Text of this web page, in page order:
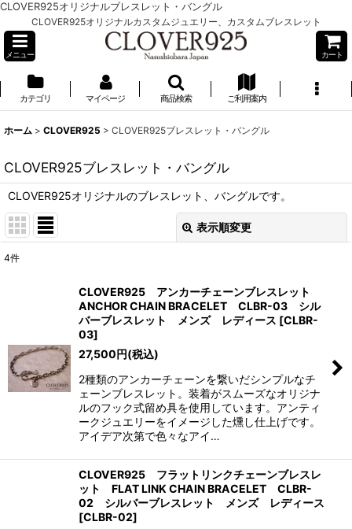
CLOVER925オリジナルブレスレット・バングル
CLOVER925オリジナルカスタムジュエリー、カスタムブレスレット
メニュー カート
カテゴリ マイページ 商品検索 ご利用案内
ホーム > CLOVER925 > CLOVER925ブレスレット・バングル
CLOVER925ブレスレット・バングル
CLOVER925オリジナルのブレスレット、バングルです。
表示順変更
絞り込む
4件
CLOVER925 アンカーチェーンブレスレット
ANCHOR CHAIN BRACELET CLBR-03 シル
バーブレスレット メンズ レディース [CLBR-
03]
27,500円(税込)
2種類のアンカーチェーンを繋いだシンプルなチ
ェーンブレスレット。装着がスムーズなオリジナ
ルのフック式留め具を使用しています。アンティ
ークジュエリーをイメージした燻し仕上げです。
アイデア次第で色々なアイ…
CLOVER925 フラットリンクチェーンブレスレ
ット FLAT LINK CHAIN BRACELET CLBR-
02 シルバーブレスレット メンズ レディース
[CLBR-02]